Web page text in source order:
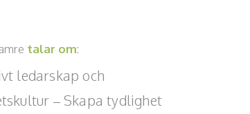
talar om:
ledarskap och
– Skapa tydlighet